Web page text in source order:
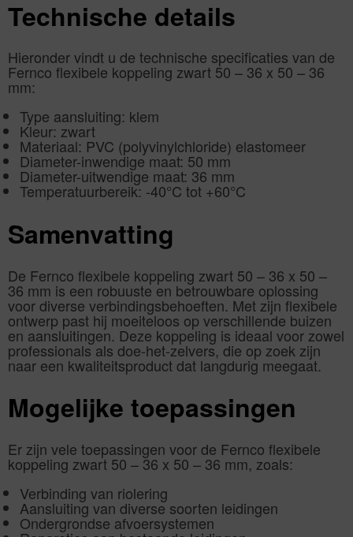
Technische details
Hieronder vindt u de technische specificaties van de
Fernco flexibele koppeling zwart 50 – 36 x 50 – 36
mm:
Type aansluiting: klem
Kleur: zwart
Materiaal: PVC (polyvinylchloride) elastomeer
Diameter-inwendige maat: 50 mm
Diameter-uitwendige maat: 36 mm
Temperatuurbereik: -40°C tot +60°C
Samenvatting
De Fernco flexibele koppeling zwart 50 – 36 x 50 –
36 mm is een robuuste en betrouwbare oplossing
voor diverse verbindingsbehoeften. Met zijn flexibele
ontwerp past hij moeiteloos op verschillende buizen
en aansluitingen. Deze koppeling is ideaal voor zowel
professionals als doe-het-zelvers, die op zoek zijn
naar een kwaliteitsproduct dat langdurig meegaat.
Mogelijke toepassingen
Er zijn vele toepassingen voor de Fernco flexibele
koppeling zwart 50 – 36 x 50 – 36 mm, zoals:
Verbinding van riolering
Aansluiting van diverse soorten leidingen
Ondergrondse afvoersystemen